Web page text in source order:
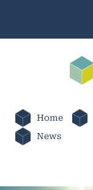
Home
News